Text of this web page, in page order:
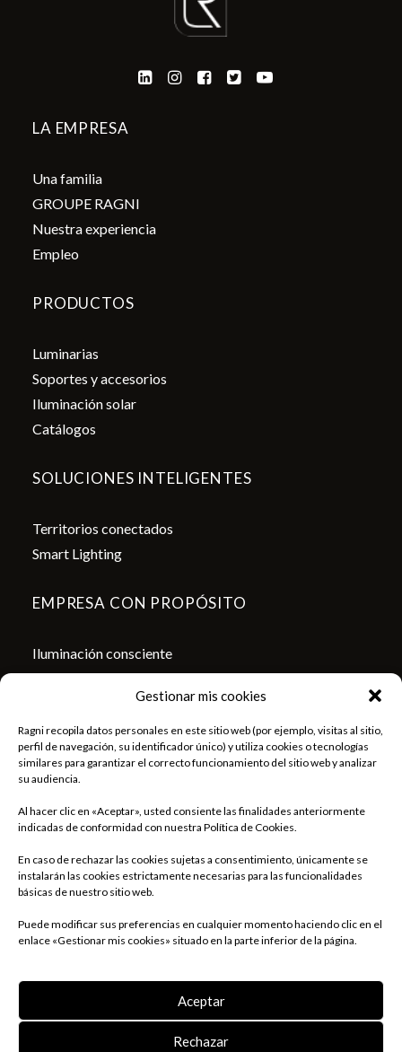
Gestionar mis cookies
Ragni recopila datos personales en este sitio web (por ejemplo, visitas al sitio,
perfil de navegación, su identificador único) y utiliza cookies o tecnologías
similares para garantizar el correcto funcionamiento del sitio web y analizar
su audiencia.
Al hacer clic en «Aceptar», usted consiente las finalidades anteriormente
indicadas de conformidad con nuestra Política de Cookies.
En caso de rechazar las cookies sujetas a consentimiento, únicamente se
instalarán las cookies estrictamente necesarias para las funcionalidades
básicas de nuestro sitio web.
Puede modificar sus preferencias en cualquier momento haciendo clic en el
enlace «Gestionar mis cookies» situado en la parte inferior de la página.
Aceptar
Rechazar
LA EMPRESA
Una familia
GROUPE RAGNI
Nuestra experiencia
Empleo
PRODUCTOS
Luminarias
Soportes y accesorios
Iluminación solar
Catálogos
SOLUCIONES INTELIGENTES
Territorios conectados
Smart Lighting
EMPRESA CON PROPÓSITO
Iluminación consciente
Medio ambiente
Compromiso humano
Asociaciones
CONTÁCTENOS
Contacto
Sala de prensa
Encontrar nuestras agencias comerciales
2026 © Ragni SAS – Todos los derechos reservados
Aviso Legal
Política de Protección de Datos
Política de Cookies